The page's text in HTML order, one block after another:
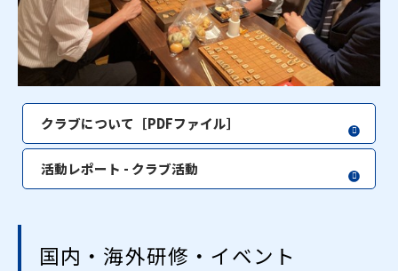
クラブについて［PDFファイル］
活動レポート - クラブ活動
国内・海外研修・イベント